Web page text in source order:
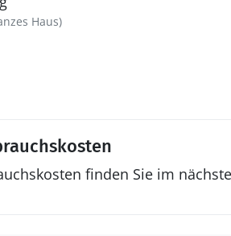
Haus)
finden Sie im